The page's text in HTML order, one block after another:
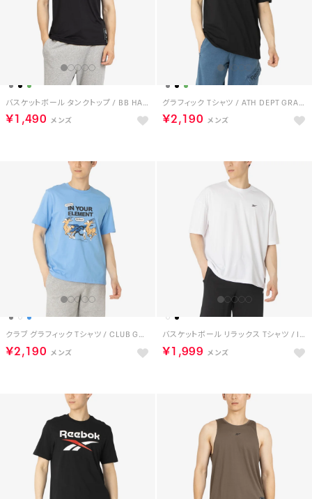
バスケットボール タンクトップ / BB HALF COURT TANK （ブラック）
￥1,490
グラフィック Tシャツ / ATH DEPT GRAPHIC TEE （ブラック）
￥2,190
クラブ グラフィック Tシャツ / CLUB GRAPHIC TEE （ブルー）
￥2,190
バスケットボール リラックス Tシャツ / ID BASKETBALL RELAXED T-SHIRT （ホワイト）
￥1,999